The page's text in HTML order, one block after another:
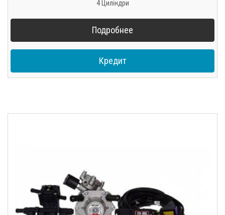
4 Циліндри
Подробнее
Кредит